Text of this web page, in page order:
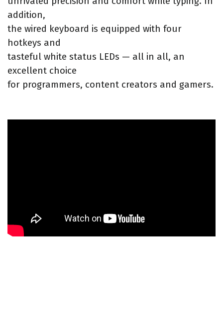
addition,
the wired keyboard is equipped with four
hotkeys and
tasteful white status LEDs — all in all, an
excellent choice
for programmers, content creators and gamers.